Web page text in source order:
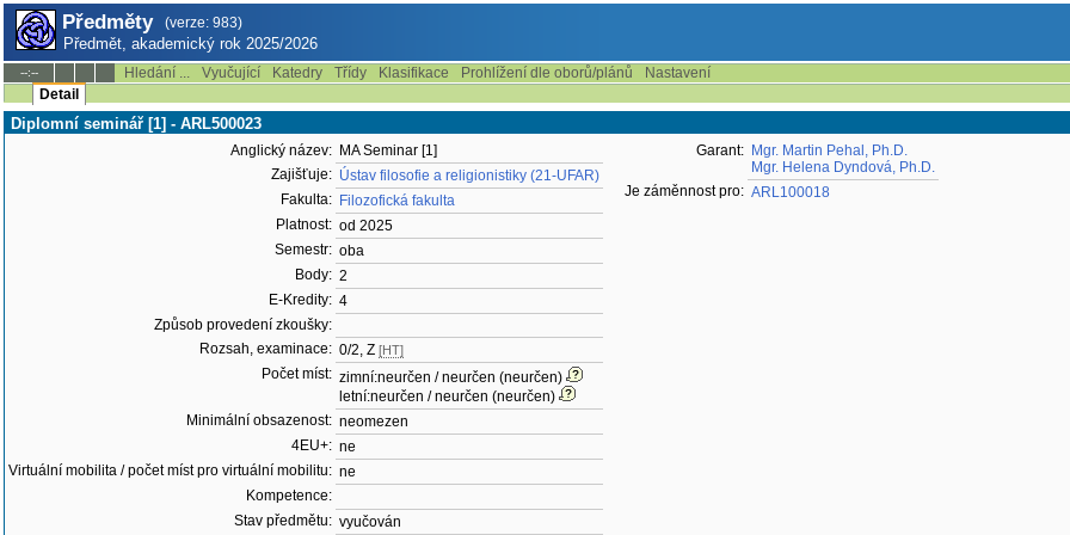
Předměty (verze: 983)
Předmět, akademický rok 2025/2026
--:-- Hledání ... Vyučující Katedry Třídy Klasifikace Prohlížení dle oborů/plánů
Nastavení
Detail
Diplomní seminář [1] - ARL500023
Anglický název: MA Seminar [1]
Zajišťuje: Ústav filosofie a religionistiky (21-UFAR)
Fakulta: Filozofická fakulta
Platnost: od 2025
Semestr: oba
Body: 2
E-Kredity: 4
Způsob provedení zkoušky:
Rozsah, examinace: 0/2, Z [HT]
Počet míst: zimní:neurčen / neurčen (neurčen)
letní:neurčen / neurčen (neurčen)
Minimální obsazenost: neomezen
4EU+: ne
Virtuální mobilita / počet míst pro virtuální mobilitu: ne
Kompetence:
Stav předmětu: vyučován
Garant: Mgr. Martin Pehal, Ph.D.
Mgr. Helena Dyndová, Ph.D.
Je záměnnost pro: ARL100018